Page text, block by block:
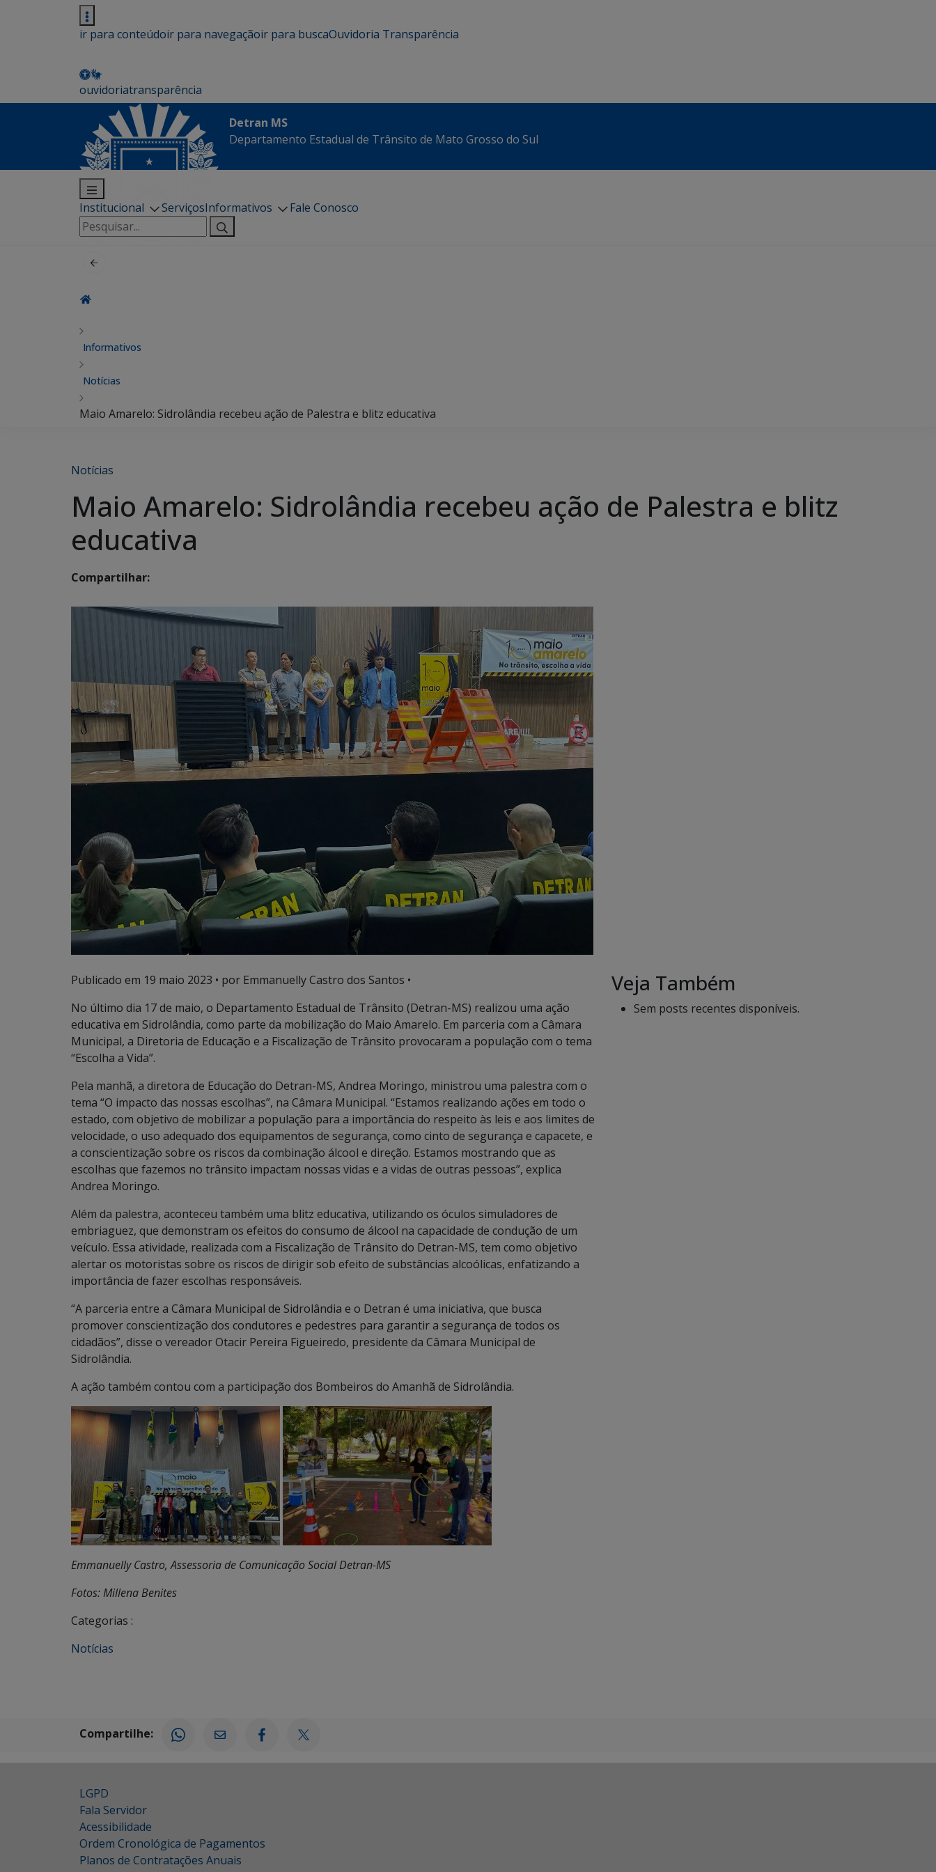
ir para conteúdoir para navegaçãoir para buscaOuvidoria Transparência
ouvidoriatransparência
Detran MS
Departamento Estadual de Trânsito de Mato Grosso do Sul
Institucional ServiçosInformativos
Fale Conosco
Pesquisar
por:
Informativos
Notícias
Maio Amarelo: Sidrolândia recebeu ação de Palestra e blitz educativa
Notícias
Maio Amarelo: Sidrolândia recebeu ação de Palestra e blitz
educativa
Compartilhar:
Publicado em 19 maio 2023 • por Emmanuelly Castro dos Santos •
No último dia 17 de maio, o Departamento Estadual de Trânsito (Detran-MS) realizou uma ação
educativa em Sidrolândia, como parte da mobilização do Maio Amarelo. Em parceria com a Câmara
Municipal, a Diretoria de Educação e a Fiscalização de Trânsito provocaram a população com o tema
“Escolha a Vida”.
Pela manhã, a diretora de Educação do Detran-MS, Andrea Moringo, ministrou uma palestra com o
tema “O impacto das nossas escolhas”, na Câmara Municipal. “Estamos realizando ações em todo o
estado, com objetivo de mobilizar a população para a importância do respeito às leis e aos limites de
velocidade, o uso adequado dos equipamentos de segurança, como cinto de segurança e capacete, e
a conscientização sobre os riscos da combinação álcool e direção. Estamos mostrando que as
escolhas que fazemos no trânsito impactam nossas vidas e a vidas de outras pessoas”, explica
Andrea Moringo.
Além da palestra, aconteceu também uma blitz educativa, utilizando os óculos simuladores de
embriaguez, que demonstram os efeitos do consumo de álcool na capacidade de condução de um
veículo. Essa atividade, realizada com a Fiscalização de Trânsito do Detran-MS, tem como objetivo
alertar os motoristas sobre os riscos de dirigir sob efeito de substâncias alcoólicas, enfatizando a
importância de fazer escolhas responsáveis.
“A parceria entre a Câmara Municipal de Sidrolândia e o Detran é uma iniciativa, que busca
promover conscientização dos condutores e pedestres para garantir a segurança de todos os
cidadãos”, disse o vereador Otacir Pereira Figueiredo, presidente da Câmara Municipal de
Sidrolândia.
A ação também contou com a participação dos Bombeiros do Amanhã de Sidrolândia.
Emmanuelly Castro, Assessoria de Comunicação Social Detran-MS
Fotos: Millena Benites
Categorias :
Notícias
Veja Também
Sem posts recentes disponíveis.
Compartilhe:
LGPD
Fala Servidor
Acessibilidade
Ordem Cronológica de Pagamentos
Planos de Contratações Anuais